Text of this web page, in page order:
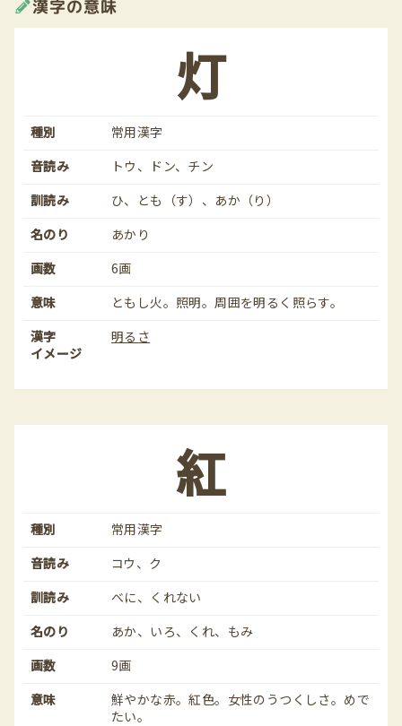
漢字の意味
灯
種別
常用漢字
音読み
トウ、ドン、チン
訓読み
ひ、とも（す）、あか（り）
名のり
あかり
画数
6画
意味
ともし火。照明。周囲を明るく照らす。
漢字
イメージ
明るさ
紅
種別
常用漢字
音読み
コウ、ク
訓読み
べに、くれない
名のり
あか、いろ、くれ、もみ
画数
9画
意味
鮮やかな赤。紅色。女性のうつくしさ。めで
たい。